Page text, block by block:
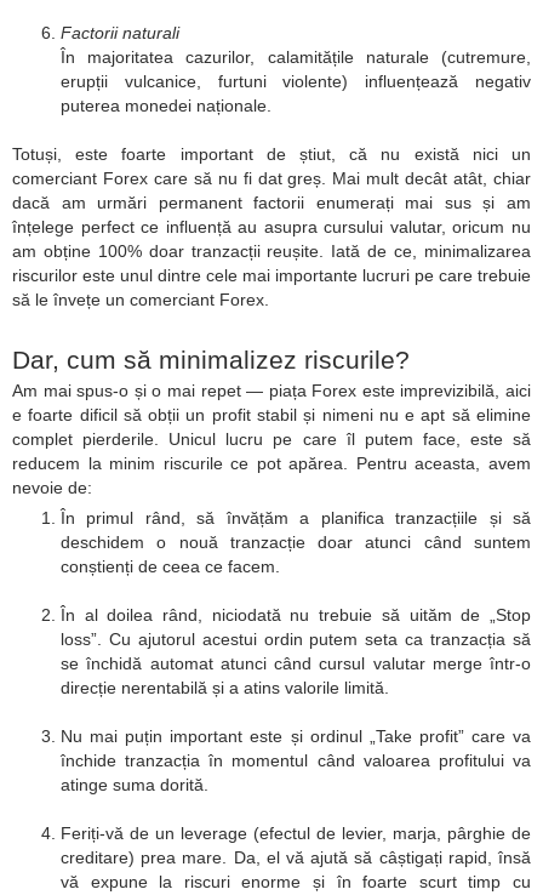
Factorii naturali
În majoritatea cazurilor, calamitățile naturale (cutremure,
erupții vulcanice, furtuni violente) influențează negativ
puterea monedei naționale.
Totuși, este foarte important de știut, că nu există nici un
comerciant Forex care să nu fi dat greș. Mai mult decât atât, chiar
dacă am urmări permanent factorii enumerați mai sus și am
înțelege perfect ce influență au asupra cursului valutar, oricum nu
am obține 100% doar tranzacții reușite. Iată de ce, minimalizarea
riscurilor este unul dintre cele mai importante lucruri pe care trebuie
să le învețe un comerciant Forex.
Dar, cum să minimalizez riscurile?
Am mai spus-o și o mai repet — piața Forex este imprevizibilă, aici
e foarte dificil să obții un profit stabil și nimeni nu e apt să elimine
complet pierderile. Unicul lucru pe care îl putem face, este să
reducem la minim riscurile ce pot apărea. Pentru aceasta, avem
nevoie de:
În primul rând, să învățăm a planifica tranzacțiile și să
deschidem o nouă tranzacție doar atunci când suntem
conștienți de ceea ce facem.
În al doilea rând, niciodată nu trebuie să uităm de „Stop
loss”. Cu ajutorul acestui ordin putem seta ca tranzacția să
se închidă automat atunci când cursul valutar merge într-o
direcție nerentabilă și a atins valorile limită.
Nu mai puțin important este și ordinul „Take profit” care va
închide tranzacția în momentul când valoarea profitului va
atinge suma dorită.
Feriți-vă de un leverage (efectul de levier, marja, pârghie de
creditare) prea mare. Da, el vă ajută să câștigați rapid, însă
vă expune la riscuri enorme și în foarte scurt timp cu